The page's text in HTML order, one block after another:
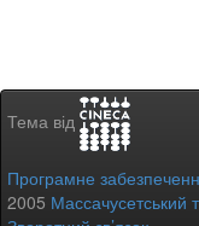
Тема від
Програмне
2005 Массачусетський